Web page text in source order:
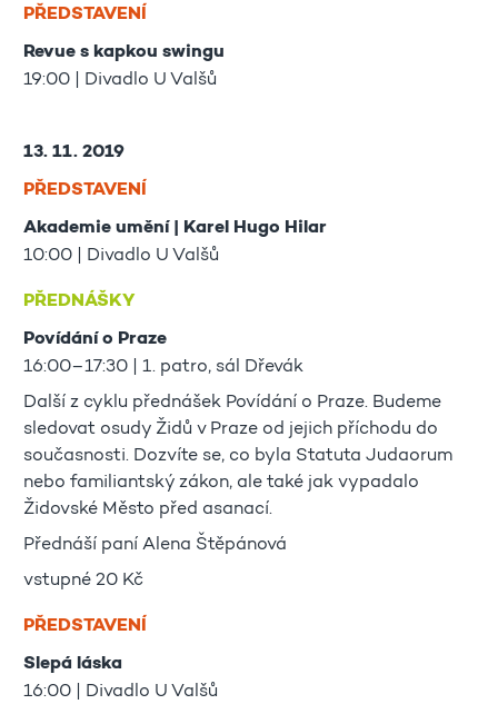
PŘEDSTAVENÍ
Revue s kapkou swingu
19:00 | Divadlo U Valšů
13. 11. 2019
PŘEDSTAVENÍ
Akademie umění | Karel Hugo Hilar
10:00 | Divadlo U Valšů
PŘEDNÁŠKY
Povídání o Praze
16:00–17:30 | 1. patro, sál Dřevák
Další z cyklu přednášek Povídání o Praze. Budeme
sledovat osudy Židů v Praze od jejich příchodu do
současnosti. Dozvíte se, co byla Statuta Judaorum
nebo familiantský zákon, ale také jak vypadalo
Židovské Město před asanací.
Přednáší paní Alena Štěpánová
vstupné 20 Kč
PŘEDSTAVENÍ
Slepá láska
16:00 | Divadlo U Valšů